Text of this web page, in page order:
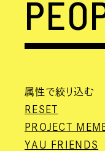
属性で絞り込む
RESET
PROJECT
YAU FRIENDS